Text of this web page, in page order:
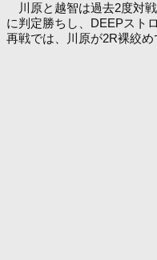
川原と越智は過去2度対
に判定勝ちし、DEEPスト
再戦では、川原が2R裸絞め